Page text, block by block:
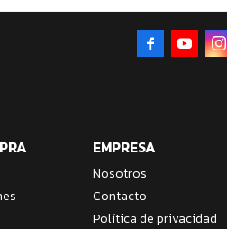
EMPRESA
Nosotros
Contacto
Política de privacidad
  